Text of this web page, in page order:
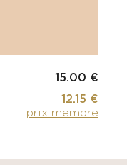
15.00 €
12.15 €
prix membre